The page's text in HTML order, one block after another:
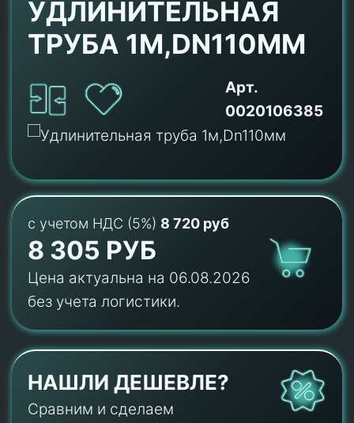
УДЛИНИТЕЛЬНАЯ
ТРУБА 1М,DN110ММ
Арт.
0020106385
с учетом НДС (5%) 8 720 руб
8 305 РУБ
Цена актуальна на 06.08.2026
без учета логистики.
НАШЛИ ДЕШЕВЛЕ?
Сравним и сделаем